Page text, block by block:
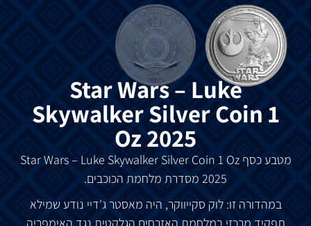
Star Wars – Luke
Skywalker Silver Coin 1
Oz 2025
מטבע כסףStar Wars – Luke Skywalker Silver Coin 1 Oz
2025 מסדרת מלחמת הכוכבים.
במהדורה זו: לוק סקייווקר, היה מאסטר ג'דיי נודע שמילא
תפקיד מרכזי במלחמת האזרחים הגלקטית נגד האימפריה